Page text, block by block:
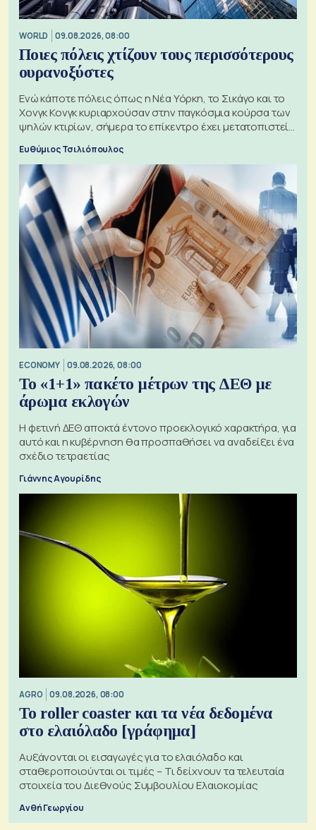
WORLD 09.08.2026, 08:00
Ποιες πόλεις χτίζουν τους περισσότερους
ουρανοξύστες
Ενώ κάποτε πόλεις όπως η Νέα Υόρκη, το Σικάγο και το
Χονγκ Κονγκ κυριαρχούσαν στην παγκόσμια κούρσα των
ψηλών κτιρίων, σήμερα το επίκεντρο έχει μετατοπιστεί
Ευθύμιος Τσιλιόπουλος
ECONOMY 09.08.2026, 08:00
Το «1+1» πακέτο μέτρων της ΔΕΘ με
άρωμα εκλογών
Η φετινή ΔΕΘ αποκτά έντονο προεκλογικό χαρακτήρα, για
αυτό και η κυβέρνηση θα προσπαθήσει να αναδείξει ένα
σχέδιο τετραετίας
Γιάννης Αγουρίδης
AGRO 09.08.2026, 08:00
Το roller coaster και τα νέα δεδομένα
στο ελαιόλαδο [γράφημα]
Αυξάνονται οι εισαγωγές για το ελαιόλαδο και
σταθεροποιούνται οι τιμές – Τι δείχνουν τα τελευταία
στοιχεία του Διεθνούς Συμβουλίου Ελαιοκομίας
Ανθή Γεωργίου